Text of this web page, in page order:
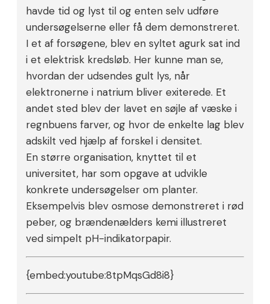
havde tid og lyst til og enten selv udføre
undersøgelserne eller få dem demonstreret.
I et af forsøgene, blev en syltet agurk sat ind
i et elektrisk kredsløb. Her kunne man se,
hvordan der udsendes gult lys, når
elektronerne i natrium bliver exiterede. Et
andet sted blev der lavet en søjle af væske i
regnbuens farver, og hvor de enkelte lag blev
adskilt ved hjælp af forskel i densitet.
En større organisation, knyttet til et
universitet, har som opgave at udvikle
konkrete undersøgelser om planter.
Eksempelvis blev osmose demonstreret i rød
peber, og brændenælders kemi illustreret
ved simpelt pH-indikatorpapir.
{embed:youtube:8tpMqsGd8i8}